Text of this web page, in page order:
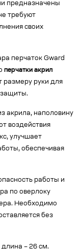
предназначены
требуют
своих
перчаток Gward
перчатки акрил
размеру руки для
защиты.
акрила, наполовину
воздействия
улучшает
обеспечивая
работы и
по оверлоку
Необходимо
без
длина – 26 см.